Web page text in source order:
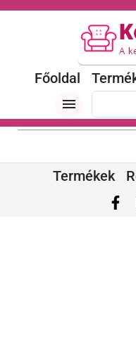
Főoldal
menu
Termékek